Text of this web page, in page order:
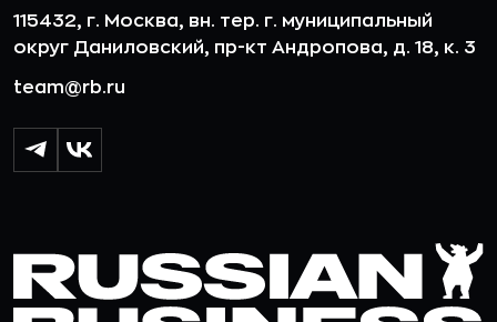
115432, г. Москва, вн. тер. г. муниципальный
округ Даниловский, пр-кт Андропова, д. 18, к. 3
team@rb.ru